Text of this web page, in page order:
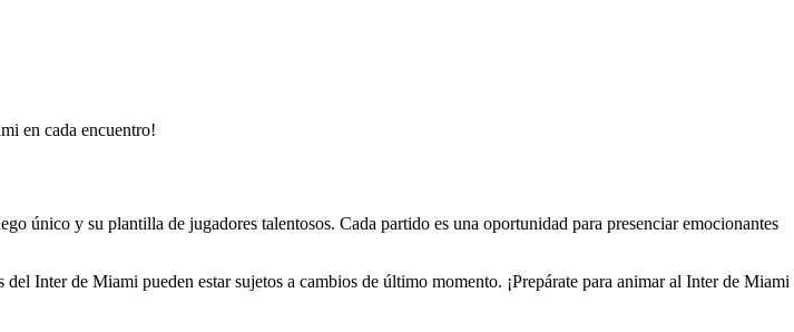
en cada encuentro!
único y su plantilla de jugadores talentosos. Cada partido es una oportunidad para presenciar emocionantes
Inter de Miami pueden estar sujetos a cambios de último momento. ¡Prepárate para animar al Inter de Miami